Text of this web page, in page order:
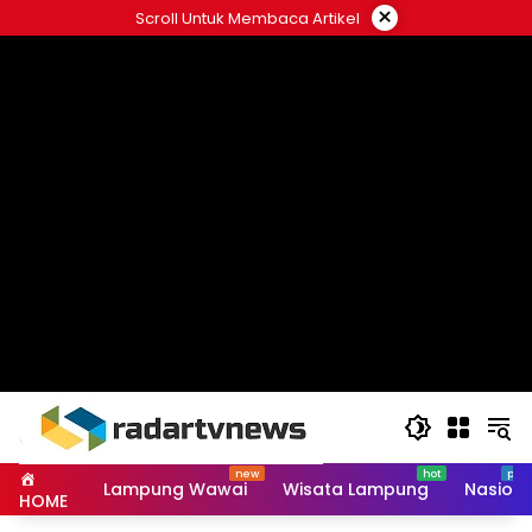
to
Scroll Untuk Membaca Artikel ×
HOME Lampung Wawai Wisata Lampung